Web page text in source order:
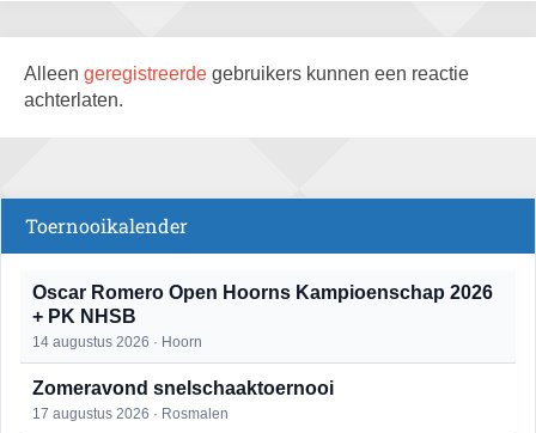
Alleen geregistreerde gebruikers kunnen een reactie
achterlaten.
Toernooikalender
Oscar Romero Open Hoorns Kampioenschap 2026
+ PK NHSB
14 augustus 2026 · Hoorn
Zomeravond snelschaaktoernooi
17 augustus 2026 · Rosmalen